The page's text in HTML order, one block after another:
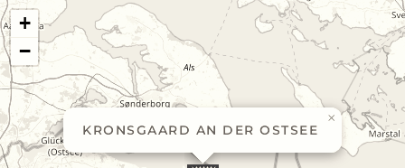
KRONSGAARD AN DER OSTSEE
×
+
−